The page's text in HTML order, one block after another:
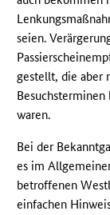
seien.
gestellt, die aber
waren.
Bei der
es im
betroffenen
einfachen